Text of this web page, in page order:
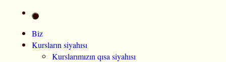
Biz
Kursların siyahısı
Kurslarımızın qısa siyahısı